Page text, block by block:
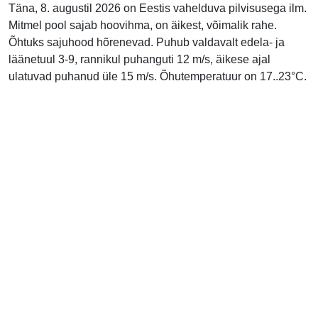
Täna, 8. augustil 2026 on Eestis vahelduva pilvisusega ilm.
Mitmel pool sajab hoovihma, on äikest, võimalik rahe.
Õhtuks sajuhood hõrenevad. Puhub valdavalt edela- ja
läänetuul 3-9, rannikul puhanguti 12 m/s, äikese ajal
ulatuvad puhanud üle 15 m/s. Õhutemperatuur on 17..23°C.